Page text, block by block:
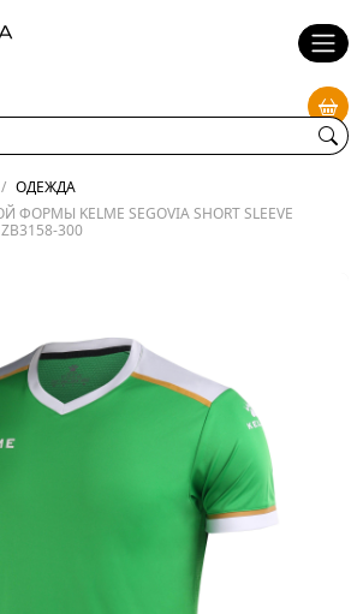
ОДЕЖДА
KELME SEGOVIA SHORT SLEEVE
300